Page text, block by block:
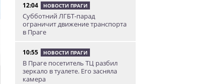
12:04 НОВОСТИ ПРАГИ
Субботний ЛГБТ-парад
ограничит движение транспорта
в Праге
10:55 НОВОСТИ ПРАГИ
В Праге посетитель ТЦ разбил
зеркало в туалете. Его засняла
камера